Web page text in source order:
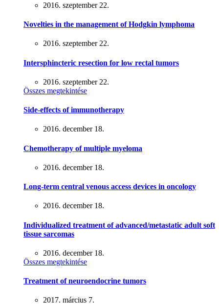
2016. szeptember 22.
Novelties in the management of Hodgkin lymphoma
2016. szeptember 22.
Intersphincteric resection for low rectal tumors
2016. szeptember 22.
Összes megtekintése
Side-effects of immunotherapy
2016. december 18.
Chemotherapy of multiple myeloma
2016. december 18.
Long-term central venous access devices in oncology
2016. december 18.
Individualized treatment of advanced/metastatic adult soft
tissue sarcomas
2016. december 18.
Összes megtekintése
Treatment of neuroendocrine tumors
2017. március 7.